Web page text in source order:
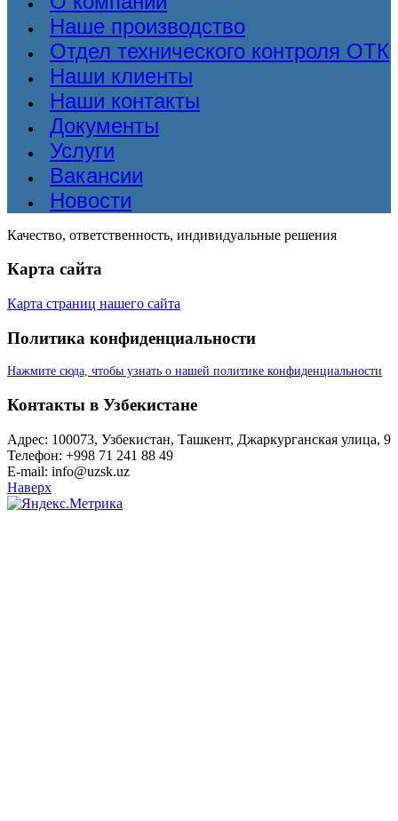
Наше производство
Отдел технического контроля ОТК
Наши клиенты
Наши контакты
Документы
Услуги
Вакансии
Новости
Качество, ответственность, индивидуальные решения
Карта сайта
Карта страниц нашего сайта
Политика конфиденциальности
Нажмите сюда, чтобы узнать о нашей политике конфиденциальности
Контакты в Узбекистане
Адрес: 100073, Узбекистан, Ташкент, Джаркурганская улица, 9
Телефон: +998 71 241 88 49
E-mail: info@uzsk.uz
Наверх